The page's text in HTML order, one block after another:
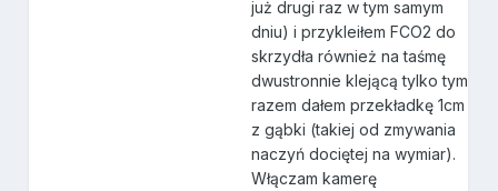
już drugi raz w tym samym
dniu) i przykleiłem FCO2 do
skrzydła również na taśmę
dwustronnie klejącą tylko tym
razem dałem przekładkę 1cm
z gąbki (takiej od zmywania
naczyń dociętej na wymiar).
Włączam kamerę